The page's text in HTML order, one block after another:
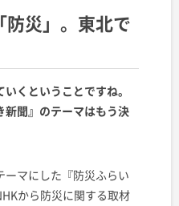
災」。東北で
くということですね。
新聞』のテーマはもう決
ーマにした『防災ふらい
から防災に関する取材